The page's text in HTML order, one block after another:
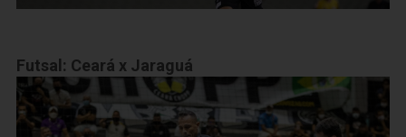
Futsal: Ceará x Jaraguá